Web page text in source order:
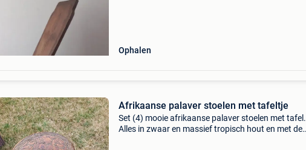
Ophalen
Afrikaanse palaver stoelen met tafeltje
Set (4) mooie afrikaanse palaver stoelen met tafel.
Alles in zwaar en massief tropisch hout en met de